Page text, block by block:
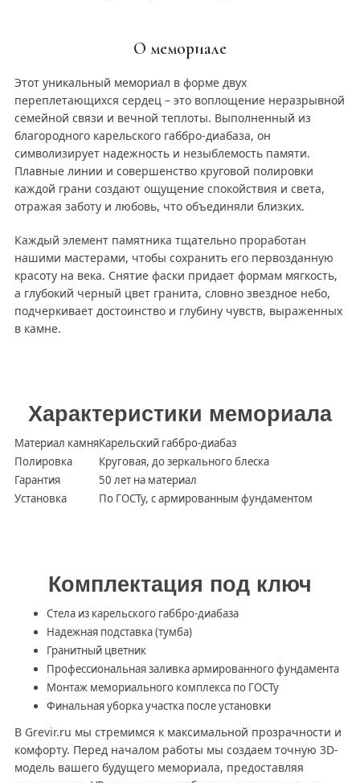
О мемориале
Этот уникальный мемориал в форме двух
переплетающихся сердец – это воплощение неразрывной
семейной связи и вечной теплоты. Выполненный из
благородного карельского габбро-диабаза, он
символизирует надежность и незыблемость памяти.
Плавные линии и совершенство круговой полировки
каждой грани создают ощущение спокойствия и света,
отражая заботу и любовь, что объединяли близких.
Каждый элемент памятника тщательно проработан
нашими мастерами, чтобы сохранить его первозданную
красоту на века. Снятие фаски придает формам мягкость,
а глубокий черный цвет гранита, словно звездное небо,
подчеркивает достоинство и глубину чувств, выраженных
в камне.
Характеристики мемориала
Материал камняКарельский габбро-диабаз
Полировка
Круговая, до зеркального блеска
Гарантия
50 лет на материал
Установка
По ГОСТу, с армированным фундаментом
Комплектация под ключ
Стела из карельского габбро-диабаза
Надежная подставка (тумба)
Гранитный цветник
Профессиональная заливка армированного фундамента
Монтаж мемориального комплекса по ГОСТу
Финальная уборка участка после установки
В Grevir.ru мы стремимся к максимальной прозрачности и
комфорту. Перед началом работы мы создаем точную 3D-
модель вашего будущего мемориала, предоставляя